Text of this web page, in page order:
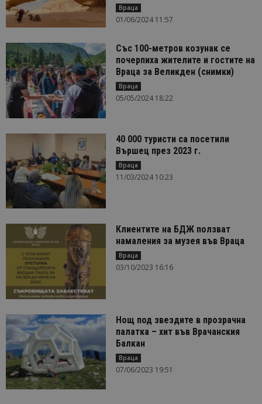
Враца
01/06/2024 11:57
Със 100-метров козунак се
почерпиха жителите и гостите на
Враца за Великден (снимки)
Враца
05/05/2024 18:22
40 000 туристи са посетили
Вършец през 2023 г.
Враца
11/03/2024 10:23
Клиентите на БДЖ ползват
намаления за музея във Враца
Враца
03/10/2023 16:16
Нощ под звездите в прозрачна
палатка – хит във Врачанския
Балкан
Враца
07/06/2023 19:51